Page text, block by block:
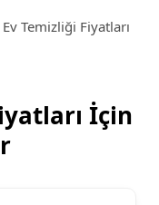
Ev Temizliği Fiyatları
İçin